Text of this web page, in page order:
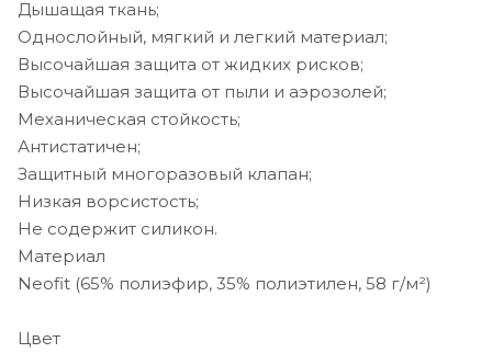
Дышащая ткань;
Однослойный, мягкий и легкий материал;
Высочайшая защита от жидких рисков;
Высочайшая защита от пыли и аэрозолей;
Механическая стойкость;
Антистатичен;
Защитный многоразовый клапан;
Низкая ворсистость;
Не содержит силикон.
Материал
Neofit (65% полиэфир, 35% полиэтилен, 58 г/м²)
Цвет